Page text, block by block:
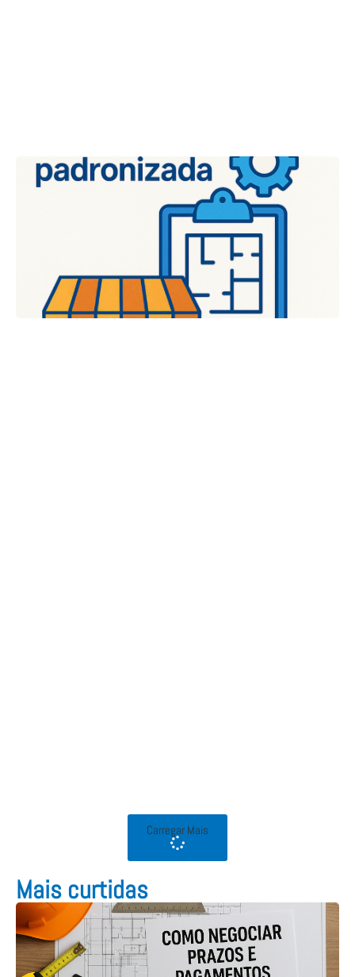
Carregar Mais
Mais curtidas​